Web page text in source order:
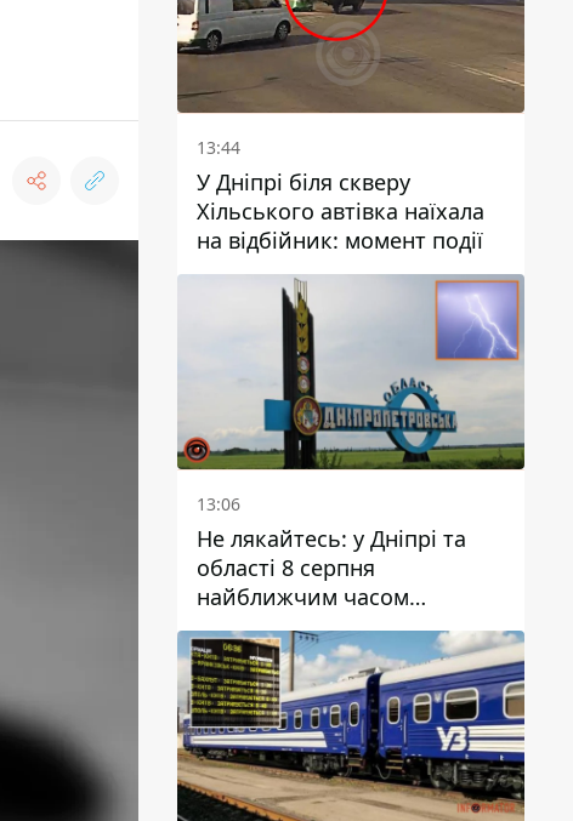
13:44
У Дніпрі біля скверу
Хільського автівка наїхала
на відбійник: момент події
13:06
Не лякайтесь: у Дніпрі та
області 8 серпня
найближчим часом
очікується гроза